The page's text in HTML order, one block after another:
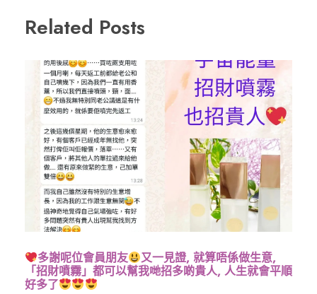
Related Posts
多謝呢位會員朋友
又一見證, 就算唔係做生意,
「招財噴霧」都可以幫我哋招多啲貴人, 人生就會平順
好多了